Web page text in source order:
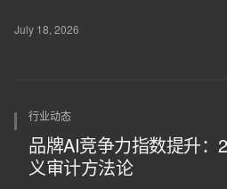
July 18, 2026
行业动态
品牌AI竞争力指数提升：
义审计方法论